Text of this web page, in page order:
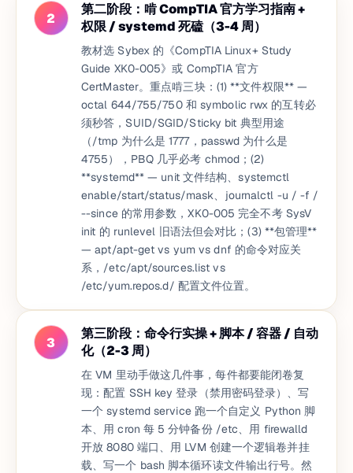
2
第二阶段：啃 CompTIA 官方学习指南 +
权限 / systemd 死磕（3-4 周）
教材选 Sybex 的《CompTIA Linux+ Study
Guide XK0-005》或 CompTIA 官方
CertMaster。重点啃三块：(1) **文件权限** —
octal 644/755/750 和 symbolic rwx 的互转必
须秒答，SUID/SGID/Sticky bit 典型用途
（/tmp 为什么是 1777，passwd 为什么是
4755），PBQ 几乎必考 chmod；(2)
**systemd** — unit 文件结构、systemctl
enable/start/status/mask、journalctl -u / -f /
--since 的常用参数，XK0-005 完全不考 SysV
init 的 runlevel 旧语法但会对比；(3) **包管理**
— apt/apt-get vs yum vs dnf 的命令对应关
系，/etc/apt/sources.list vs
/etc/yum.repos.d/ 配置文件位置。
3
第三阶段：命令行实操 + 脚本 / 容器 / 自动
化（2-3 周）
在 VM 里动手做这几件事，每件都要能闭卷复
现：配置 SSH key 登录（禁用密码登录）、写
一个 systemd service 跑一个自定义 Python 脚
本、用 cron 每 5 分钟备份 /etc、用 firewalld
开放 8080 端口、用 LVM 创建一个逻辑卷并挂
载、写一个 bash 脚本循环读文件输出行号。然